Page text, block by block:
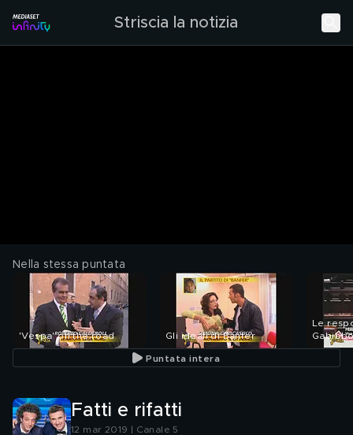
Striscia la notizia
Nella stessa puntata
'Vespa' on the road Gli ideali di Banfer
Le
Puntata intera
Fatti e rifatti
12 mar 2019 | Canale 5